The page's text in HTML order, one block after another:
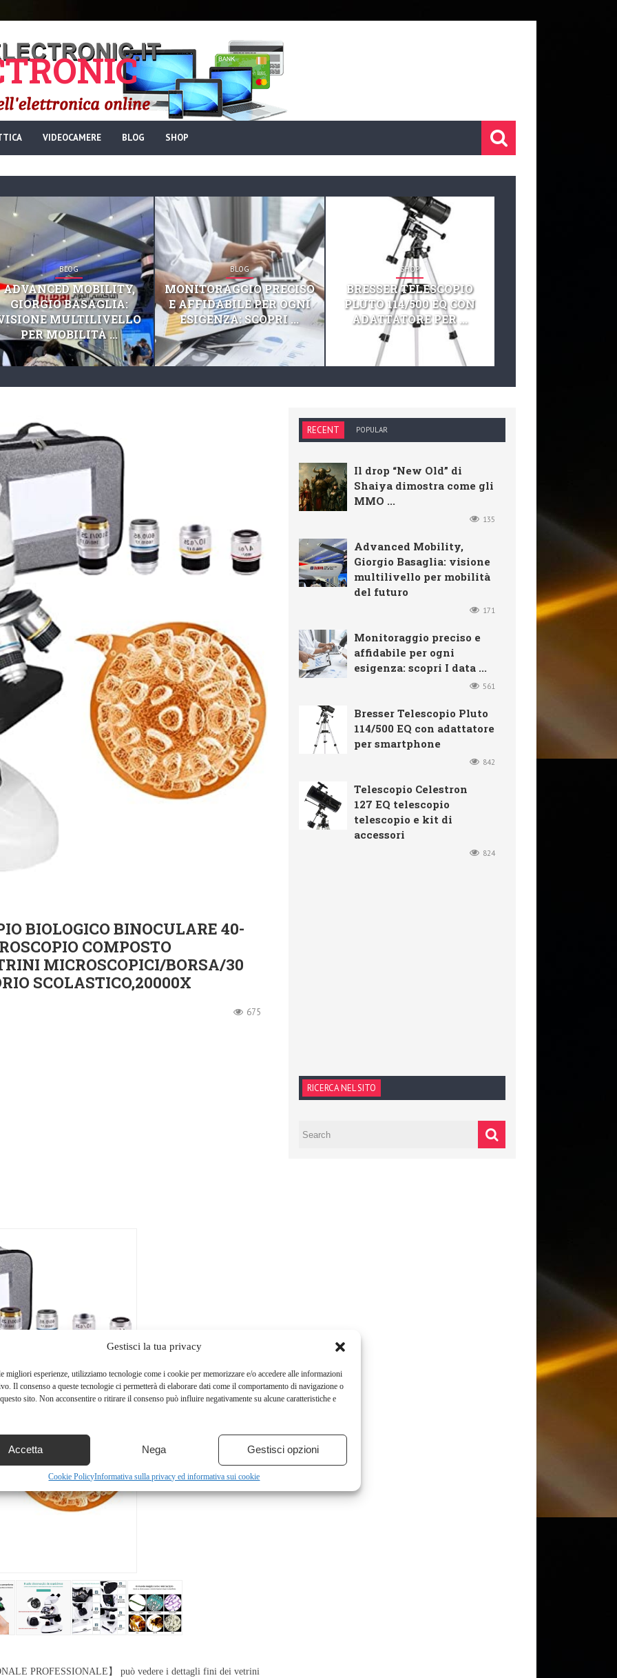
Gestisci la tua privacy
migliori esperienze, utilizziamo tecnologie come i cookie per memorizzare e/o accedere alle informazioni
Il consenso a queste tecnologie ci permetterà di elaborare dati come il comportamento di navigazione o
sito. Non acconsentire o ritirare il consenso può influire negativamente su alcune caratteristiche e
Accetta Nega Gestisci opzioni
Cookie PolicyInformativa sulla privacy ed informativa sui cookie
VIDEOCAMERE BLOG SHOP
BLOG
ADVANCED MOBILITY,
GIORGIO BASAGLIA:
MULTILIVELLO
PER MOBILITÀ ...
BLOG
MONITORAGGIO PRECISO
E AFFIDABILE PER OGNI
ESIGENZA: SCOPRI ...
SHOP
BRESSER TELESCOPIO
PLUTO 114/500 EQ CON
ADATTATORE PER ...
BIOLOGICO BINOCULARE 40-
COMPOSTO
MICROSCOPICI/BORSA/30
SCOLASTICO,20000X
675
PROFESSIONALE】 può vedere i dettagli fini dei vetrini
RECENT POPULAR
Il drop “New Old” di
Shaiya dimostra come gli
MMO ...
135
Advanced Mobility,
Giorgio Basaglia: visione
multilivello per mobilità
del futuro
171
Monitoraggio preciso e
affidabile per ogni
esigenza: scopri I data ...
561
Bresser Telescopio Pluto
114/500 EQ con adattatore
per smartphone
842
Telescopio Celestron
127 EQ telescopio
telescopio e kit di
accessori
824
RICERCA NEL SITO